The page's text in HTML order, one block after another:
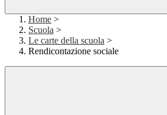
Home >
Scuola >
Le carte della scuola >
Rendicontazione sociale